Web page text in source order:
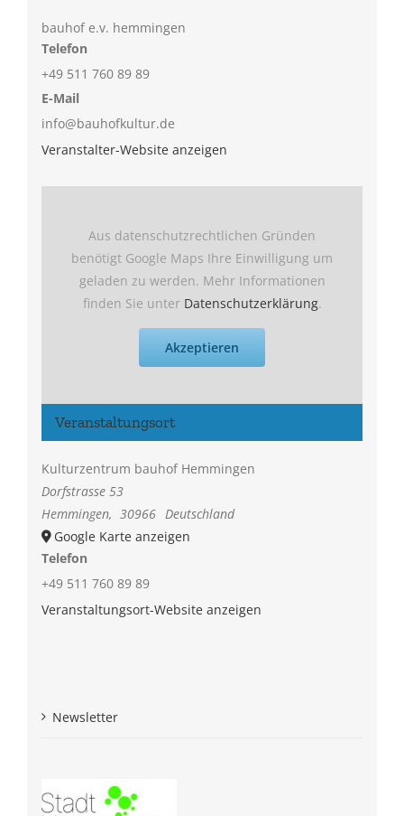
bauhof e.v. hemmingen
Telefon
+49 511 760 89 89
E-Mail
info@bauhofkultur.de
Veranstalter-Website anzeigen
Veranstaltungsort
Kulturzentrum bauhof Hemmingen
Dorfstrasse 53
Hemmingen, 30966 Deutschland
Google Karte anzeigen
Telefon
+49 511 760 89 89
Veranstaltungsort-Website anzeigen
Aus datenschutzrechtlichen Gründen
benötigt Google Maps Ihre Einwilligung um
geladen zu werden. Mehr Informationen
finden Sie unter Datenschutzerklärung.
Akzeptieren
Newsletter